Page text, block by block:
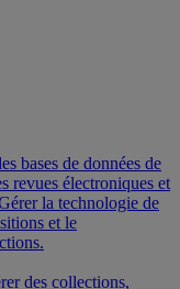
bases de données de
revues électroniques et
la technologie de
et le
des collections,